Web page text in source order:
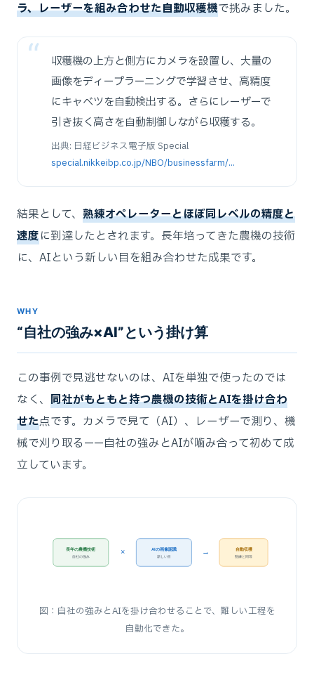
ラ、レーザーを組み合わせた自動収穫機で挑みました。
収穫機の上方と側方にカメラを設置し、大量の
画像をディープラーニングで学習させ、高精度
にキャベツを自動検出する。さらにレーザーで
引き抜く高さを自動制御しながら収穫する。
出典: 日経ビジネス電子版 Special
special.nikkeibp.co.jp/NBO/businessfarm/...
結果として、 熟練オペレーターとほぼ同レベルの精度と
速度に到達したとされます。長年培ってきた農機の技術
に、AIという新しい目を組み合わせた成果です。
WHY
“自社の強み×AI”という掛け算
この事例で見逃せないのは、AIを単独で使ったのでは
なく、 同社がもともと持つ農機の技術とAIを掛け合わ
せた点です。カメラで見て（AI）、レーザーで測り、機
械で刈り取る——自社の強みとAIが噛み合って初めて成
立しています。
長年の農機技術
自社の強み
× AIの画像認識
新しい目
→ 自動収穫
熟練と同等
図：自社の強みとAIを掛け合わせることで、難しい工程を
自動化できた。